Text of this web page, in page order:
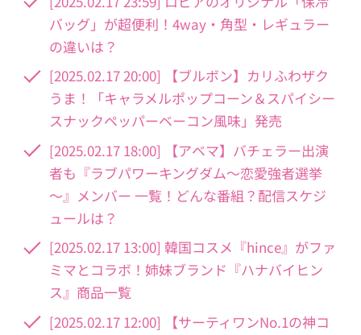
バッグ」が超便利！4way・角型・レギュラー
の違いは？
[2025.02.17 20:00] 【ブルボン】カリふわザク
うま！「キャラメルポップコーン＆スパイシー
スナックペッパーベーコン風味」発売
[2025.02.17 18:00] 【アベマ】バチェラー出演
者も『ラブパワーキングダム～恋愛強者選挙
～』メンバー 一覧！どんな番組？配信スケジ
ュールは？
[2025.02.17 13:00] 韓国コスメ『hince』がファ
ミマとコラボ！姉妹ブランド『ハナバイヒン
ス』商品一覧
[2025.02.17 12:00] 【サーティワンNo.1の神コ